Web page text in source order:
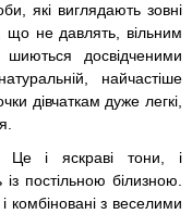
які виглядають зовні
що не давлять, вільним
досвідченими
найчастіше
дівчаткам дуже легкі,
Це і яскраві тони, і
постільною білизною.
комбіновані з веселими